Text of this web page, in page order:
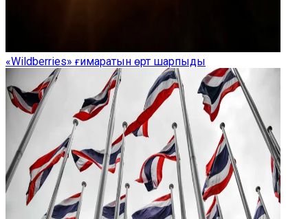
«Wildberries» ғимаратын өрт шарпыды